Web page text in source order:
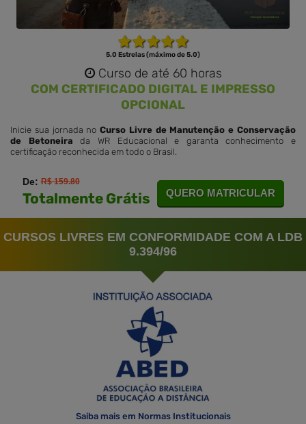
5.0 Estrelas (máximo de 5.0)
Curso de até 60 horas
COM CERTIFICADO DIGITAL E IMPRESSO
OPCIONAL
Inicie sua jornada noCurso Livre de Manutenção e Conservação
de Betoneira da WR Educacional e garanta conhecimento e
certificação reconhecida em todo o Brasil.
De:R$ 159.80
Totalmente Grátis QUERO MATRICULAR
CURSOS LIVRES EM CONFORMIDADE COM A LDB
9.394/96
Saiba mais em Normas Institucionais